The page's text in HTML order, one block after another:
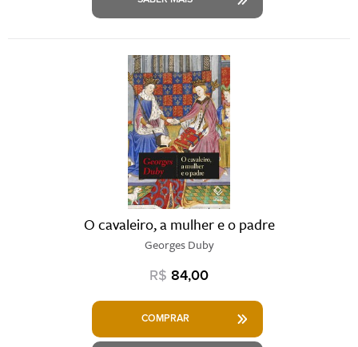
O cavaleiro, a mulher e o padre
Georges Duby
R$ 84,00
COMPRAR